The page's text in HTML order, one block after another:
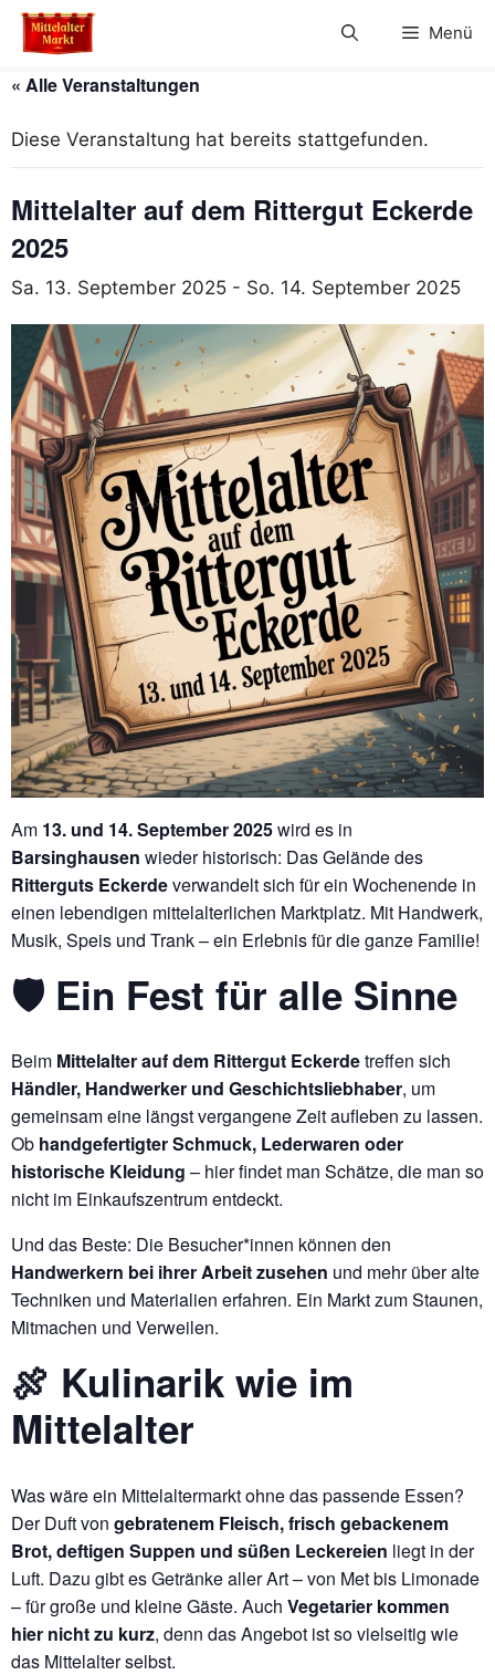
Zum
Inhalt
Menü
« Alle Veranstaltungen
Diese Veranstaltung hat bereits stattgefunden.
Mittelalter auf dem Rittergut Eckerde
2025
Sa. 13. September 2025 - So. 14. September 2025
Am 13. und 14. September 2025wird es in
Barsinghausen wieder historisch: Das Gelände des
Ritterguts Eckerdeverwandelt sich für ein Wochenende in
einen lebendigen mittelalterlichen Marktplatz. Mit Handwerk,
Musik, Speis und Trank – ein Erlebnis für die ganze Familie!
🛡 Ein Fest für alle Sinne
Beim Mittelalter auf dem Rittergut Eckerdetreffen sich
Händler, Handwerker und Geschichtsliebhaber, um
gemeinsam eine längst vergangene Zeit aufleben zu lassen.
Ob handgefertigter Schmuck, Lederwaren oder
historische Kleidung – hier findet man Schätze, die man so
nicht im Einkaufszentrum entdeckt.
Und das Beste: Die Besucher*innen können den
Handwerkern bei ihrer Arbeit zusehen und mehr über alte
Techniken und Materialien erfahren. Ein Markt zum Staunen,
Mitmachen und Verweilen.
🍖 Kulinarik wie im
Mittelalter
Was wäre ein Mittelaltermarkt ohne das passende Essen?
Der Duft von gebratenem Fleisch, frisch gebackenem
Brot, deftigen Suppen und süßen Leckereien liegt in der
Luft. Dazu gibt es Getränke aller Art – von Met bis Limonade
– für große und kleine Gäste. Auch Vegetarier kommen
hier nicht zu kurz, denn das Angebot ist so vielseitig wie
das Mittelalter selbst.